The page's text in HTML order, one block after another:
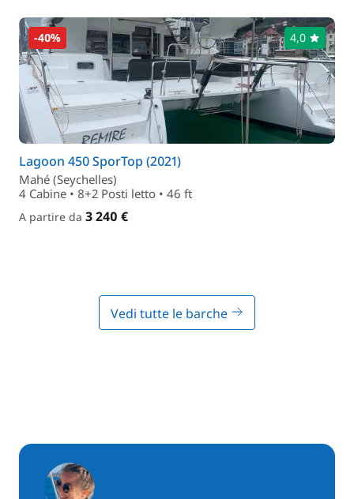
-40% 4,0
Lagoon 450 SporTop (2021)
Mahé (Seychelles)
4 Cabine • 8+2 Posti letto • 46 ft
A partire da 3 240 €
Vedi tutte le barche